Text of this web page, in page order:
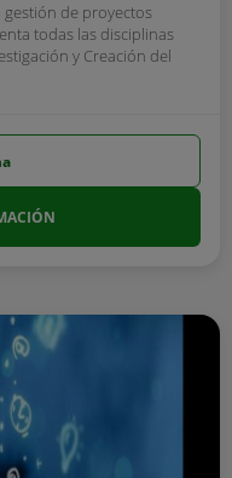
gestión de proyectos
todas las disciplinas
y Creación del